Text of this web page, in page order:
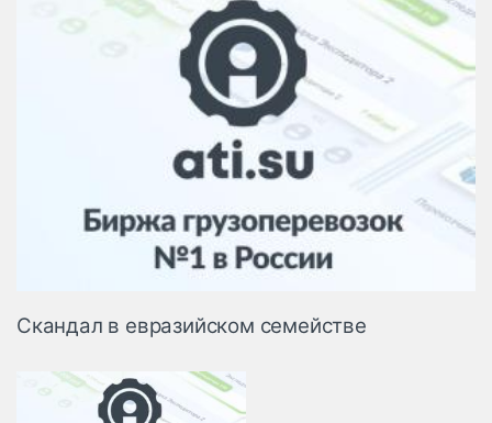
запчасти, шины
Топливо, масла и
автохимия
Дзен
Скандал в евразийском семействе